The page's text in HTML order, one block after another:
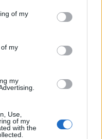
of my
my
my
Use,
of my
with the
ludzi, lecz
im człowieczeństwa.
Bogiem
z przywódców
Choć akcja